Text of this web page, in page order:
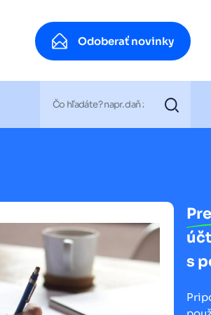
Odoberať novinky
s